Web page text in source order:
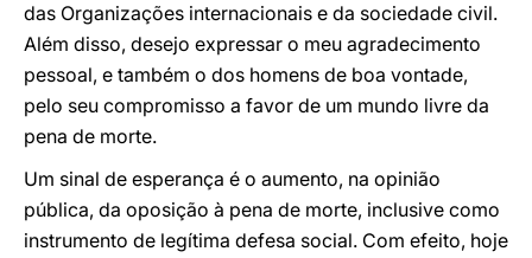
das Organizações internacionais e da sociedade civil.
Além disso, desejo expressar o meu agradecimento
pessoal, e também o dos homens de boa vontade,
pelo seu compromisso a favor de um mundo livre da
pena de morte.
Um sinal de esperança é o aumento, na opinião
pública, da oposição à pena de morte, inclusive como
instrumento de legítima defesa social. Com efeito, hoje